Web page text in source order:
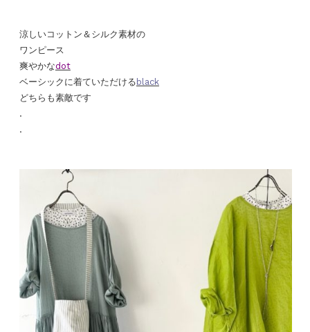
涼しいコットン＆シルク素材の
ワンピース
爽やかなdot
ベーシックに着ていただける black
どちらも素敵です
.
.